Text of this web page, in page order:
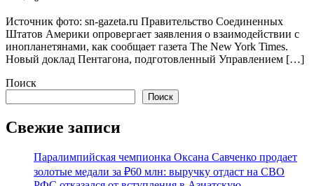
Источник фото: sn-gazeta.ru Правительство Соединенных
Штатов Америки опровергает заявления о взаимодействии с
инопланетянами, как сообщает газета The New York Times.
Новый доклад Пентагона, подготовленный Управлением […]
Поиск
Поиск
Свежие записи
Паралимпийская чемпионка Оксана Савченко продает
золотые медали за ₽60 млн: выручку отдаст на СВО